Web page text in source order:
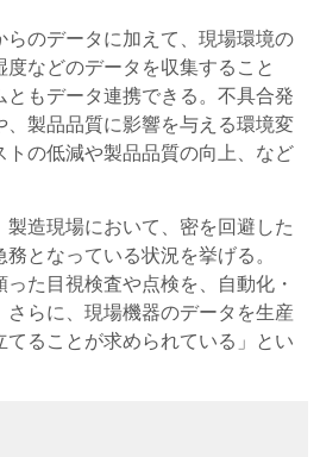
のデータに加えて、現場環境の
などのデータを収集すること
ともデータ連携できる。不具合発
、製品品質に影響を与える環境変
トの低減や製品品質の向上、など
造現場において、密を回避した
となっている状況を挙げる。
った目視検査や点検を、自動化・
らに、現場機器のデータを生産
ることが求められている」とい